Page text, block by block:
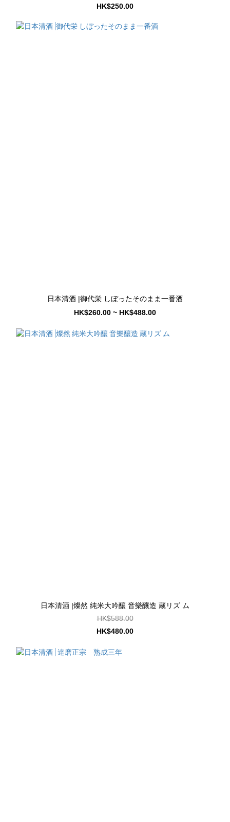
HK$250.00
日本清酒 |御代栄 しぼったそのまま一番酒
HK$260.00 ~ HK$488.00
日本清酒 |燦然 純米大吟釀 音樂釀造 蔵リズ ム
HK$588.00
HK$480.00